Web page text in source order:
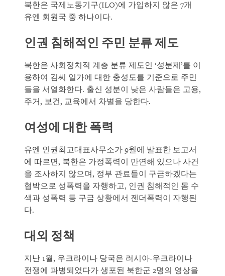
북한은 국제노동기구(ILO)에 가입하지 않은 7개
유엔 회원국 중 하나이다.
인권 침해적인 주민 분류 제도
북한은 사회정치적 계층 분류 제도인 ‘성분제’를 이
용하여 김씨 일가에 대한 충성도를 기준으로 주민
들을 서열화한다. 출신 성분이 낮은 사람들은 고용,
주거, 보건, 교육에서 차별을 당한다.
여성에 대한 폭력
유엔 인권최고대표사무소가 9월에 발표한 보고서
에 따르면, 북한은 가정폭력이 만연해 있으나 사건
을 조사하지 않으며, 정부 관료들이 구금하겠다는
협박으로 성폭력을 자행하고, 인권 침해적인 몸 수
색과 성폭력 등 구금 상황에서 젠더폭력이 자행된
다.
대외 정책
지난 1월, 우크라이나 당국은 러시아-우크라이나
전쟁에 파병되었다가 생포된 북한군 2명의 영상을